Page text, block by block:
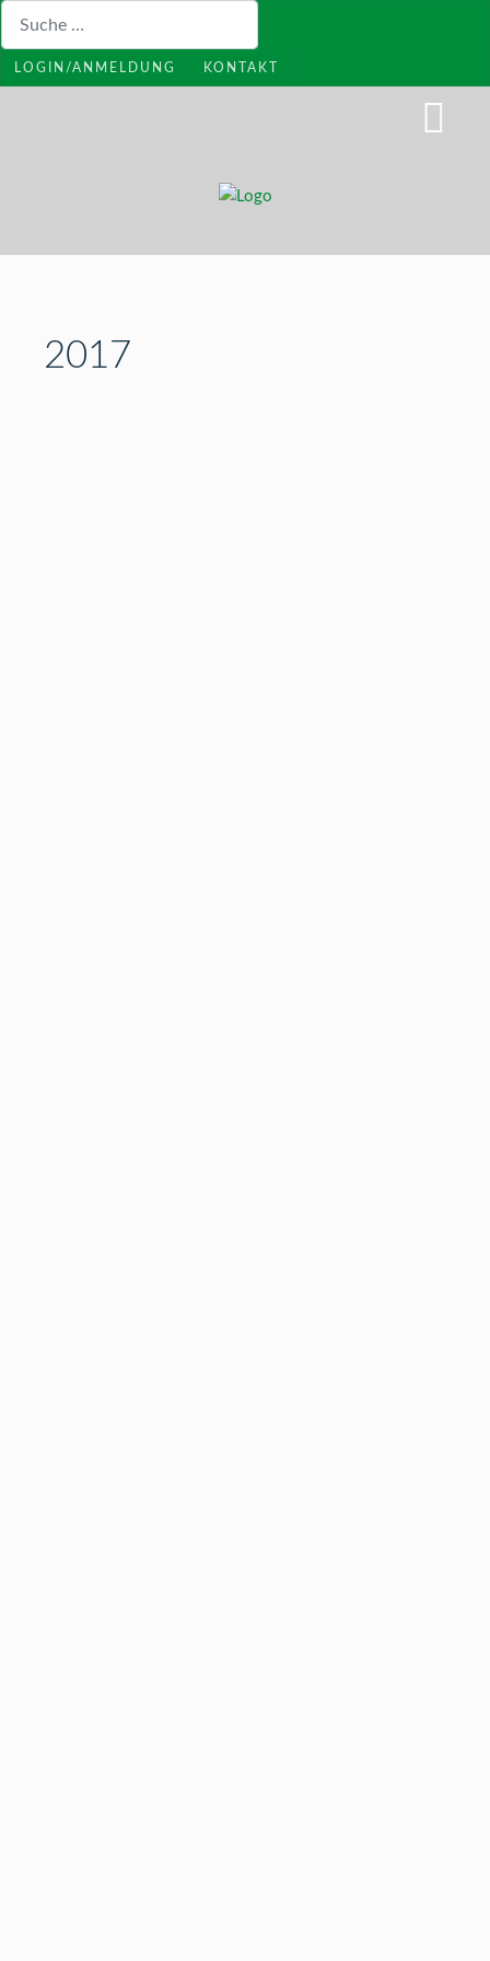
LOGIN/ANMELDUNG KONTAKT
2017